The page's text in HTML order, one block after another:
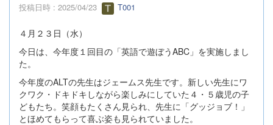
投稿日時 : 2025/04/23 T001
４月２３日（水）
今日は、今年度１回目の「英語で遊ぼうABC」を実施しまし
た。
今年度のALTの先生はジェームス先生です。新しい先生にワ
クワク・ドキドキしながら楽しみにしていた４・５歳児の子
どもたち。笑顔もたくさん見られ、先生に「グッジョブ！」
とほめてもらって喜ぶ姿も見られていました。